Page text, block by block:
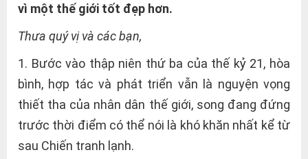
vì một thế giới tốt đẹp hơn.
Thưa quý vị và các bạn,
1. Bước vào thập niên thứ ba của thế kỷ 21, hòa
bình, hợp tác và phát triển vẫn là nguyện vọng
thiết tha của nhân dân thế giới, song đang đứng
trước thời điểm có thể nói là khó khăn nhất kể từ
sau Chiến tranh lạnh.